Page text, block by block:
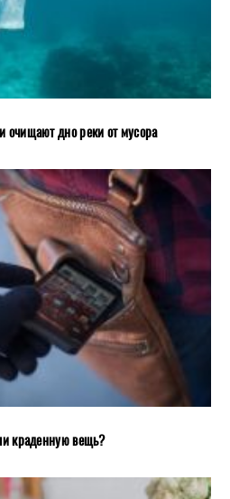
очищают дно реки от мусора
краденную вещь?